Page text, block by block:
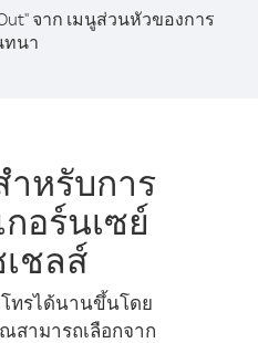
จาก เมนูส่วนหัวของการ
ทนา
หรับการ
อร์นเซย์
ชลส์
ทรได้นานขึ้นโดย
สามารถเลือกจาก